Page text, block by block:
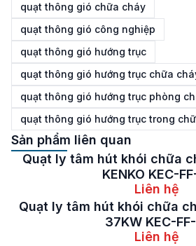
quạt thông gió chữa cháy
quạt thông gió công nghiệp
quạt thông gió hướng trục
quạt thông gió hướng trục chữa
quạt thông gió hướng trục phòng
quạt thông gió hướng trục trong
Sản phẩm liên quan
Quạt ly tâm hút khói chữa
KENKO KEC-
Liên hệ
Quạt ly tâm hút khói chữa
37KW KEC-
Liên hệ